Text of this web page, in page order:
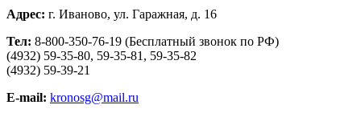
Адрес: г. Иваново, ул. Гаражная, д. 16
Тел: 8-800-350-76-19 (Бесплатный звонок по РФ)
(4932) 59-35-80, 59-35-81, 59-35-82
(4932) 59-39-21
E-mail: kronosg@mail.ru